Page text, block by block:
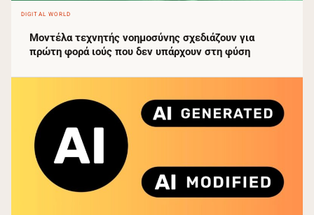
DIGITAL WORLD
Μοντέλα τεχνητής νοημοσύνης σχεδιάζουν για
πρώτη φορά ιούς που δεν υπάρχουν στη φύση